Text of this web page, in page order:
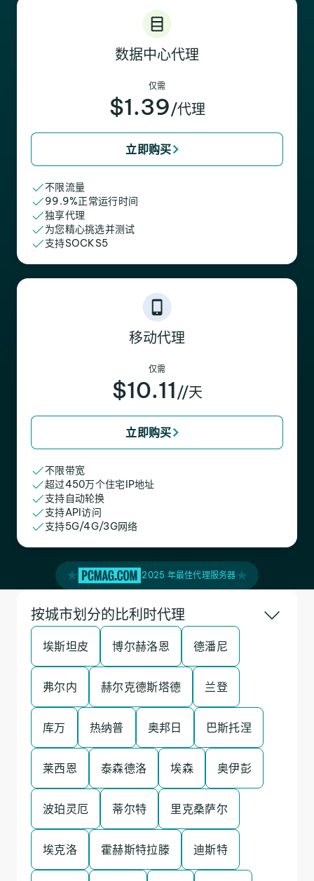
数据中心代理
仅需
$1.39/代理
立即购买
不限流量
99.9%正常运行时间
独享代理
为您精心挑选并测试
支持SOCKS5
移动代理
仅需
$10.11 //天
立即购买
不限带宽
超过450万个住宅IP地址
支持自动轮换
支持API访问
支持5G/4G/3G网络
2025 年最佳代理服务器
按城市划分的比利时代理
埃斯坦皮 博尔赫洛恩 德潘尼
弗尔内 赫尔克德斯塔德 兰登
库万 热纳普 奥邦日 巴斯托涅
莱西恩 泰森德洛 埃森 奥伊彭
波珀灵厄 蒂尔特 里克桑萨尔
埃克洛 霍赫斯特拉滕 迪斯特